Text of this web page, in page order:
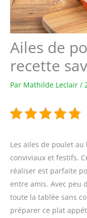
Ailes de
recette
Par Mathilde Leclair /
Les ailes de poulet
conviviaux et festifs.
réaliser est parfaite
entre amis. Avec peu
toute la tablée sans
préparer ce plat